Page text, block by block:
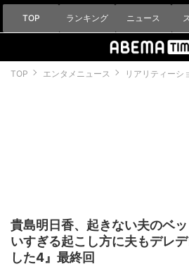
TOP ランキング ニュース
TOP エンタメニュース リアリティーシ
貴島明日香、起きない夫のベ
いすぎる起こし方に夫もデレ
した4』最終回